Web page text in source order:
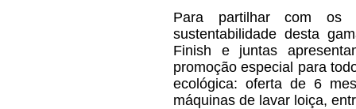
Para partilhar com os
sustentabilidade desta
Finish e juntas
promoção especial para
ecológica: oferta de 6
máquinas de lavar loiça,